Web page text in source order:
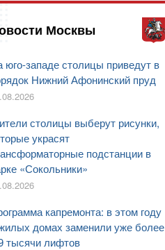
Москвы
юго-западе столицы приведут в
Нижний Афонинский пруд
столицы выберут рисунки,
украсят
подстанции в
«Сокольники»
капремонта: в этом году
домах заменили уже более
тысячи лифтов